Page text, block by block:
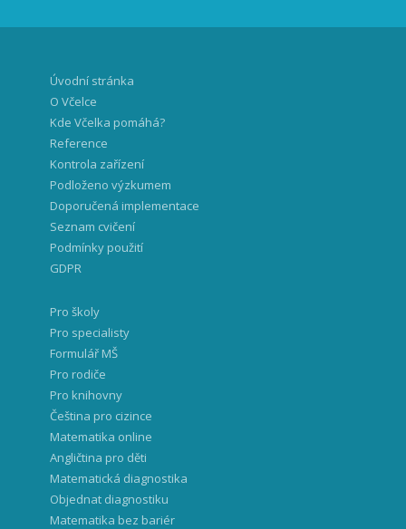
Úvodní stránka
O Včelce
Kde Včelka pomáhá?
Reference
Kontrola zařízení
Podloženo výzkumem
Doporučená implementace
Seznam cvičení
Podmínky použití
GDPR
Pro školy
Pro specialisty
Formulář MŠ
Pro rodiče
Pro knihovny
Čeština pro cizince
Matematika online
Angličtina pro děti
Matematická diagnostika
Objednat diagnostiku
Matematika bez bariér